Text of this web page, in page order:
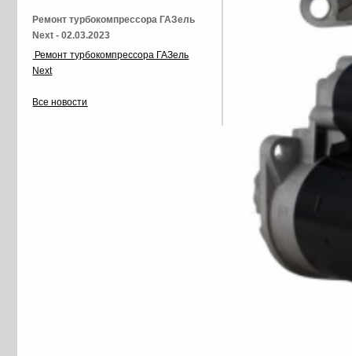
Ремонт турбокомпрессора ГАЗель
Next - 02.03.2023
Ремонт турбокомпрессора ГАЗель
Next
Все новости